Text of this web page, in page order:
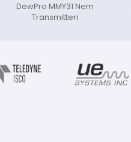
DewPro MMY31 Nem
Transmitteri